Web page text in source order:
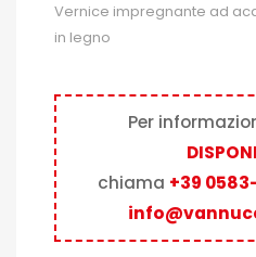
Vernice impregnante ad
in legno
Per
chiama +39